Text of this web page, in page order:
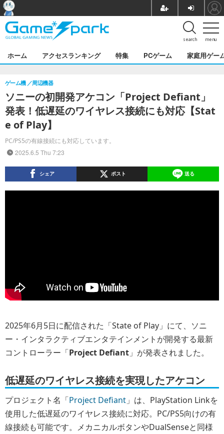
menu
search
ホーム アクセスランキング 特集 PCゲーム 家庭用ゲー
ソニーの初開発アケコン「Project Defiant」
発表！低遅延のワイヤレス接続にも対応【Stat
e of Play】
PC/PS5の有線接続にも対応しています。
ゲーム機 周辺機器
2025.6.5 Thu 7:23
シェア ポスト 送る
2025年6月5日に配信された「State of Play」にて、ソニ
ー・インタラクティブエンタテインメントが開発する最新
コントローラー「Project Defiant 」が発表されました。
低遅延のワイヤレス接続を実現したアケコン
プロジェクト名「Project Defiant 」は、PlayStation Linkを
使用した低遅延のワイヤレス接続に対応。PC/PS5向けの有
線接続も可能です。メカニカルボタンやDualSenseと同様